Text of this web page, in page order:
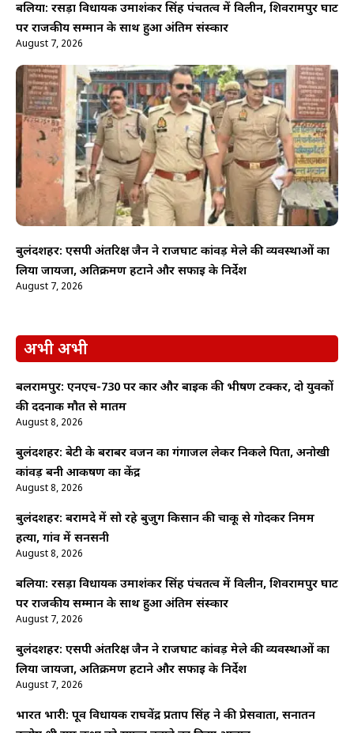
बलिया: रसड़ा विधायक उमाशंकर सिंह पंचतत्व में विलीन, शिवरामपुर घाट
पर राजकीय सम्मान के साथ हुआ अंतिम संस्कार
August 7, 2026
बुलंदशहर: एसपी अंतरिक्ष जैन ने राजघाट कांवड़ मेले की व्यवस्थाओं का
लिया जायजा, अतिक्रमण हटाने और सफाई के निर्देश
August 7, 2026
अभी अभी
बलरामपुर: एनएच-730 पर कार और बाइक की भीषण टक्कर, दो युवकों
की दर्दनाक मौत से मातम
August 8, 2026
बुलंदशहर: बेटी के बराबर वजन का गंगाजल लेकर निकले पिता, अनोखी
कांवड़ बनी आकर्षण का केंद्र
August 8, 2026
बुलंदशहर: बरामदे में सो रहे बुजुर्ग किसान की चाकू से गोदकर निर्मम
हत्या, गांव में सनसनी
August 8, 2026
बलिया: रसड़ा विधायक उमाशंकर सिंह पंचतत्व में विलीन, शिवरामपुर घाट
पर राजकीय सम्मान के साथ हुआ अंतिम संस्कार
August 7, 2026
बुलंदशहर: एसपी अंतरिक्ष जैन ने राजघाट कांवड़ मेले की व्यवस्थाओं का
लिया जायजा, अतिक्रमण हटाने और सफाई के निर्देश
August 7, 2026
भारत भारी: पूर्व विधायक राघवेंद्र प्रताप सिंह ने की प्रेसवार्ता, सनातन